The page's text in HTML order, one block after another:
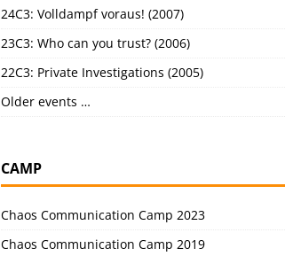
24C3: Volldampf voraus! (2007)
23C3: Who can you trust? (2006)
22C3: Private Investigations (2005)
Older events …
CAMP
Chaos Communication Camp 2023
Chaos Communication Camp 2019